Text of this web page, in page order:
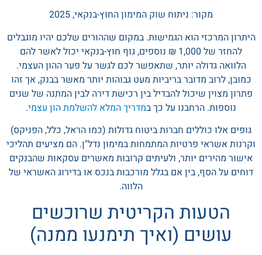
מקור: ניתוח שוק המימון החוץ-בנקאי, 2025
היתרון המרכזי הוא הגמישות. במקום שההורים שלכם יהיו מוגבלים
להחזר של 1,000 ₪ נוספים, גוף חוץ-בנקאי יכול לאשר להם
הלוואה גדולה יותר, שתאפשר לכם לגשר על פער ההון העצמי.
כמובן, לרוב מדובר בריביות מעט גבוהות יותר מאשר בבנק, אך זהו
פתרון מצוין שיכול להבדיל בין רכישת דירה לבין המתנה של שנים
נוספות. הרחבנו על כך במדריך המלא להשלמת הון עצמי.
גופים אלו כוללים חברות ביטוח גדולות (כמו הראל, כלל, הפניקס)
וקרנות אשראי פרטיות המתמחות במימון נדל"ן. הם מציעים תהליכי
אישור מהירים יותר, ולעיתים קרובות מאשרים עסקאות שהבנקים
דוחים על הסף, בין אם בגלל מורכבות בנכס או בדירוג האשראי של
הלווה.
הטעות הקריטית שרוכשים
עושים (ואיך תימנעו ממנה)